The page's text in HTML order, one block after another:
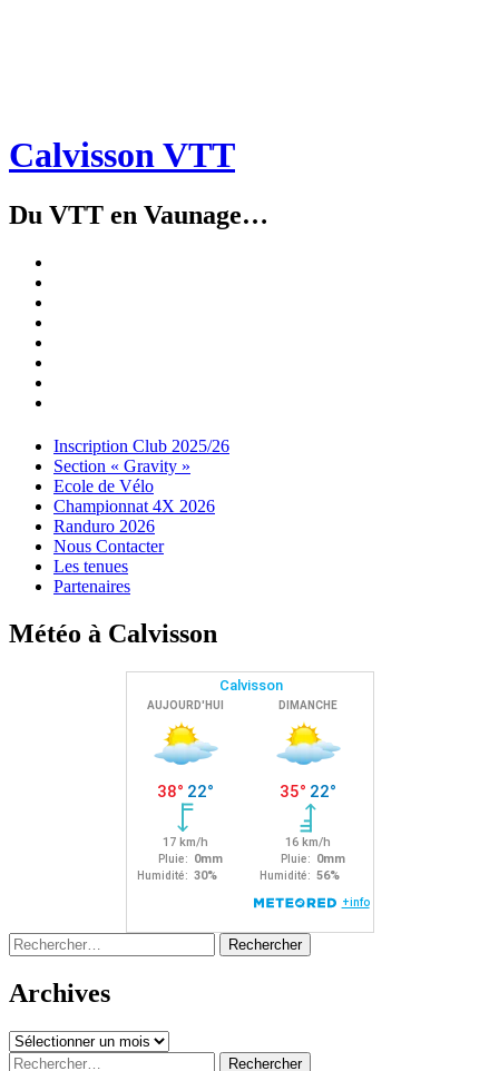
Calvisson VTT
Du VTT en Vaunage…
Menu
Widgets
Recherche
Aller
contenu
Inscription Club 2025/26
Section « Gravity »
Ecole de Vélo
Championnat 4X 2026
Randuro 2026
Nous Contacter
Les tenues
Partenaires
Météo à Calvisson
Rechercher :
Archives
Archives
Rechercher :